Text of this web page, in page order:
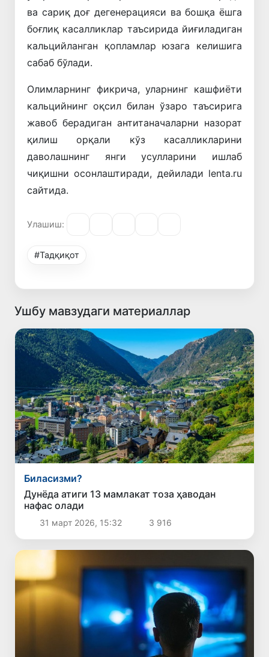
ва сариқ доғ дегенерацияси ва бошқа ёшга
боғлиқ касалликлар таъсирида йиғиладиган
кальцийланган қопламлар юзага келишига
сабаб бўлади.
Олимларнинг фикрича, уларнинг кашфиёти
кальцийнинг оқсил билан ўзаро таъсирига
жавоб берадиган антитаначаларни назорат
қилиш орқали кўз касалликларини
даволашнинг янги усулларини ишлаб
чиқишни осонлаштиради, дейилади lenta.ru
сайтида.
Улашиш:
#Тадқиқот
Ушбу мавзудаги материаллар
Биласизми?
Дунёда атиги 13 мамлакат тоза ҳаводан
нафас олади
31 март 2026, 15:32 3 916